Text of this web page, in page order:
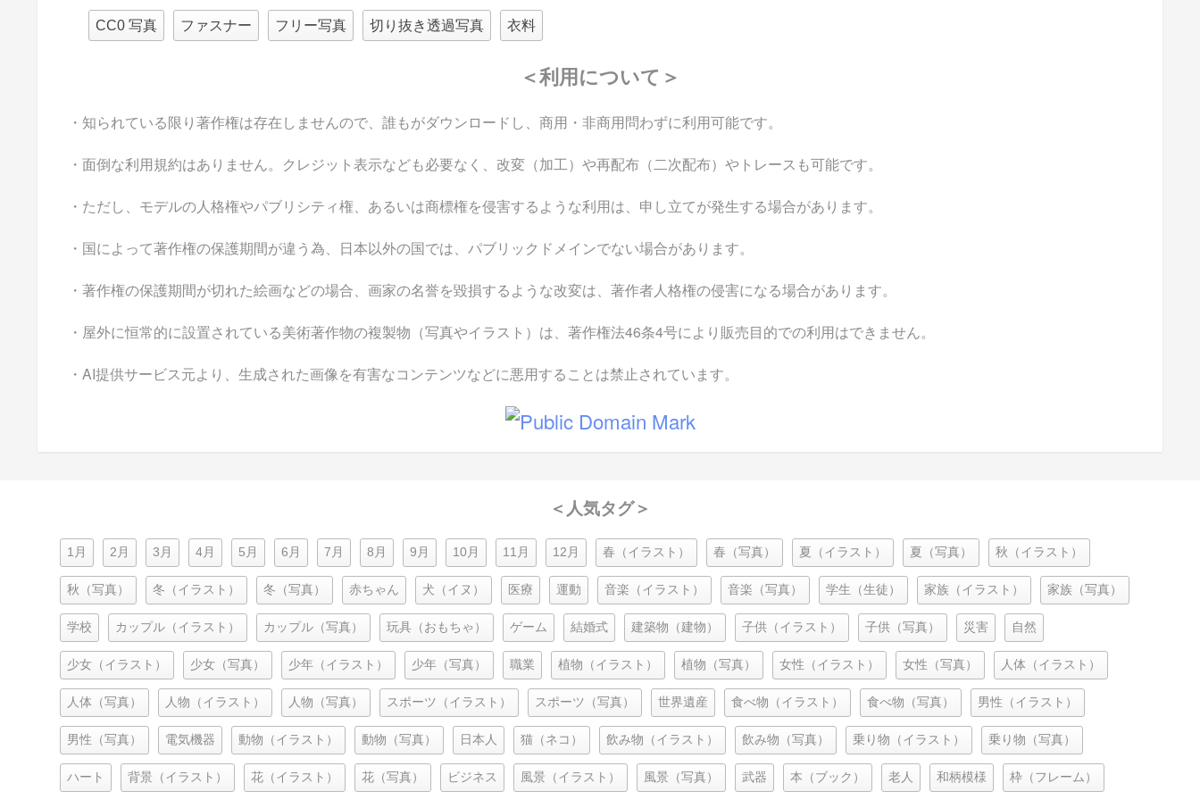
CC0 写真 ファスナー フリー写真 切り抜き透過写真 衣料
＜利用について＞
・知られている限り著作権は存在しませんので、誰もがダウンロードし、商用・非商用問わずに利用可能です。
・面倒な利用規約はありません。クレジット表示なども必要なく、改変（加工）や再配布（二次配布）やトレースも可能です。
・ただし、モデルの人格権やパブリシティ権、あるいは商標権を侵害するような利用は、申し立てが発生する場合があります。
・国によって著作権の保護期間が違う為、日本以外の国では、パブリックドメインでない場合があります。
・著作権の保護期間が切れた絵画などの場合、画家の名誉を毀損するような改変は、著作者人格権の侵害になる場合があります。
・屋外に恒常的に設置されている美術著作物の複製物（写真やイラスト）は、著作権法46条4号により販売目的での利用はできません。
・AI提供サービス元より、生成された画像を有害なコンテンツなどに悪用することは禁止されています。
＜人気タグ＞
1月 2月 3月 4月 5月 6月 7月 8月 9月 10月 11月 12月 春（イラスト） 春（写真） 夏（イラスト） 夏（写真） 秋（イラスト）
秋（写真） 冬（イラスト） 冬（写真） 赤ちゃん 犬（イヌ） 医療 運動 音楽（イラスト） 音楽（写真） 学生（生徒） 家族（イラスト） 家族（写真）
学校 カップル（イラスト） カップル（写真） 玩具（おもちゃ） ゲーム 結婚式 建築物（建物） 子供（イラスト） 子供（写真） 災害 自然
少女（イラスト） 少女（写真） 少年（イラスト） 少年（写真） 職業 植物（イラスト） 植物（写真） 女性（イラスト） 女性（写真） 人体（イラスト）
人体（写真） 人物（イラスト） 人物（写真） スポーツ（イラスト） スポーツ（写真） 世界遺産 食べ物（イラスト） 食べ物（写真） 男性（イラスト）
男性（写真） 電気機器 動物（イラスト） 動物（写真） 日本人 猫（ネコ） 飲み物（イラスト） 飲み物（写真） 乗り物（イラスト） 乗り物（写真）
ハート 背景（イラスト） 花（イラスト） 花（写真） ビジネス 風景（イラスト） 風景（写真） 武器 本（ブック） 老人 和柄模様 枠（フレーム）